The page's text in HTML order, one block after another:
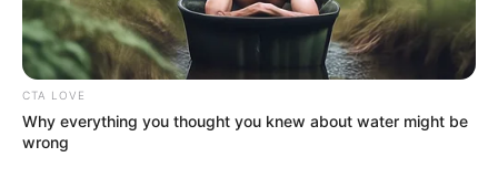
ΜΠΟΡΟΥΣΑΜΕ ΠΟΤΕ ΝΑ ΤΗΝ ΒΙΩΣΟΥΜΕ;;;;;;; ΚΑΙ ΑΝ ΝΑΙ ΤΙ
ΑΙΣΘΗΜΑΤΑ ΘΑ ΜΑΣ ΠΛΗΜΜΥΡΙΖΑΝ;;;;;; ΠΑΜΕ ΝΑ ΤΟ
ΔΟΥΜΕ ΑΥΤΟ...
CTA LOVE
Why everything you thought you knew about water might be
wrong